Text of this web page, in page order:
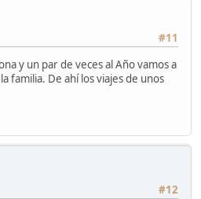
#11
y un par de veces al Año vamos a
familia. De ahí los viajes de unos
#12